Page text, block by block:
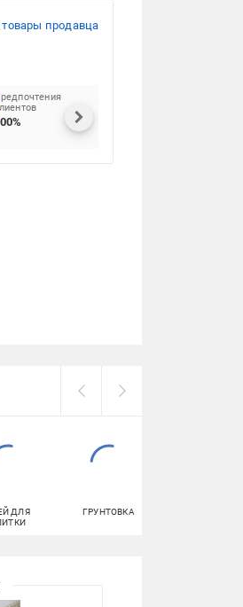
товары продавца
ДЛЯ
ГРУНТОВКА